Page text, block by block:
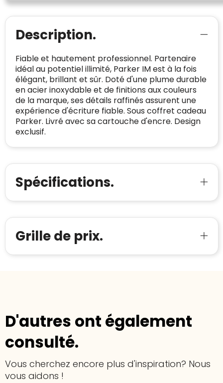
Description.
Fiable et hautement professionnel. Partenaire
idéal au potentiel illimité, Parker IM est à la fois
élégant, brillant et sûr. Doté d'une plume durable
en acier inoxydable et de finitions aux couleurs
de la marque, ses détails raffinés assurent une
expérience d'écriture fiable. Sous coffret cadeau
Parker. Livré avec sa cartouche d'encre. Design
exclusif.
Spécifications.
Grille de prix.
D'autres ont également
consulté.
Vous cherchez encore plus d'inspiration? Nous
vous aidons !
BEDRIJFSGEGEVENS
Bedrijfsnaam :
Oprichting van de
onderneming:
2026
Aantal werknemers: 1-10
Trustindex-certificaat
starten:
2026-04-22
Geldig SSL-certificaat
Spam E-mail is spamvrij
certificaat verkrijgen. Zoekt u bij het winkelen
naar de certificaten van Trustindex en koopt u
Meer informatie»
Voor bedrijven
Bouwt u vertrouwen op en verhoogt u uw
verkoop met de Trustindex-certificaat.
Meer informatie»